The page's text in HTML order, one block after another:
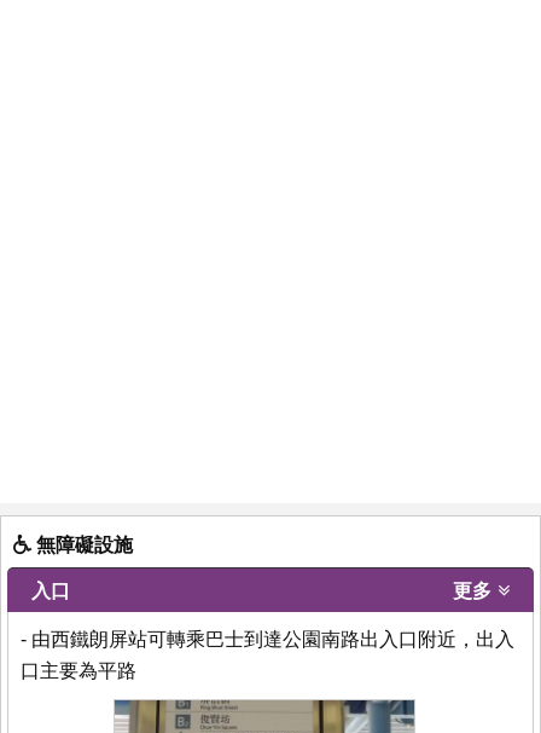
無障礙設施
入口 更多
- 由西鐵朗屏站可轉乘巴士到達公園南路出入口附近，出入
口主要為平路